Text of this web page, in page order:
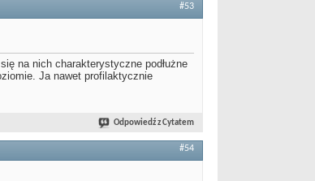
#53
na nich charakterystyczne podłużne
Ja nawet profilaktycznie
Odpowiedź z Cytatem
#54